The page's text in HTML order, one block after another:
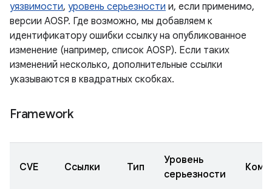
уязвимости, уровень серьезности и, если применимо,
версии AOSP. Где возможно, мы добавляем к
идентификатору ошибки ссылку на опубликованное
изменение (например, список AOSP). Если таких
изменений несколько, дополнительные ссылки
указываются в квадратных скобках.
Framework
CVE Ссылки Тип
Уровень
серьезности